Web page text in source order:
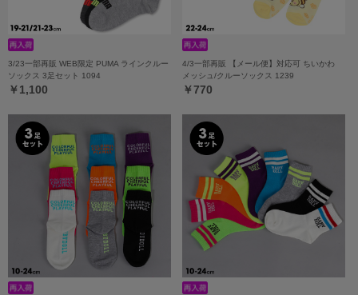
3/23一部再販 WEB限定 PUMA ラインクルー
ソックス 3足セット 1094
￥1,100
4/3一部再販 【メール便】対応可 ちいかわ
メッシュ/クルーソックス 1239
￥770